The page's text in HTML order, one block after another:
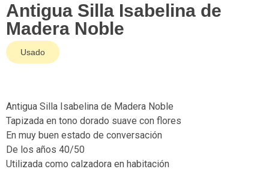
Antigua Silla Isabelina de
Madera Noble
Usado
Antigua Silla Isabelina de Madera Noble
Tapizada en tono dorado suave con flores
En muy buen estado de conversación
De los años 40/50
Utilizada como calzadora en habitación